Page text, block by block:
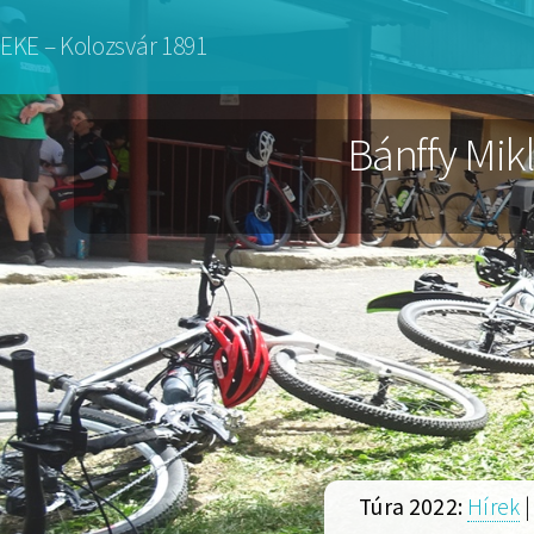
Ugrás
a
tartalomra
EKE – Kolozsvár 1891
Bánffy
Túra 2022: Hírek |